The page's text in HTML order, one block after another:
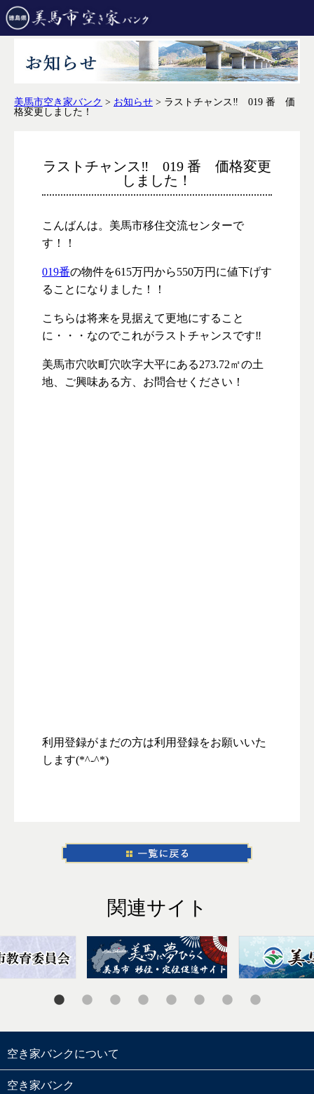
美馬市空き家バンク > お知らせ > ラストチャンス‼ 019 番 価
格変更しました！
ラストチャンス‼ 019 番 価格変更
しました！
こんばんは。美馬市移住交流センターで
す！！
019番の物件を615万円から550万円に値下げす
ることになりました！！
こちらは将来を見据えて更地にすること
に・・・なのでこれがラストチャンスです‼
美馬市穴吹町穴吹字大平にある273.72㎡の土
地、ご興味ある方、お問合せください！
利用登録がまだの方は利用登録をお願いいた
します(*^-^*)
関連サイト
空き家バンクについて
空き家バンク